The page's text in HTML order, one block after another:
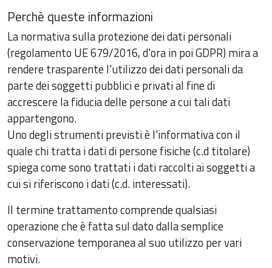
Perchè queste informazioni
La normativa sulla protezione dei dati personali
(regolamento UE 679/2016, d'ora in poi GDPR) mira a
rendere trasparente l'utilizzo dei dati personali da
parte dei soggetti pubblici e privati al fine di
accrescere la fiducia delle persone a cui tali dati
appartengono.
Uno degli strumenti previsti è l'informativa con il
quale chi tratta i dati di persone fisiche (c.d titolare)
spiega come sono trattati i dati raccolti ai soggetti a
cui si riferiscono i dati (c.d. interessati).
Il termine trattamento comprende qualsiasi
operazione che è fatta sul dato dalla semplice
conservazione temporanea al suo utilizzo per vari
motivi.